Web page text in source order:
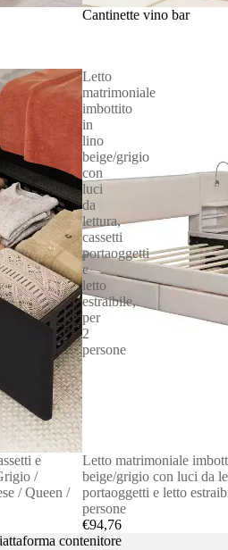
Cantinette vino bar
e
/
/ Queen /
Letto
matrimoniale
imbottito
in
lino
beige/grigio
con
luci
da
lettura,
cassetti
portaoggetti
e
letto
estraibile,
per
2
persone
Letto matrimoniale
beige/grigio con luci da
portaoggetti e letto
persone
€94,76
contenitore